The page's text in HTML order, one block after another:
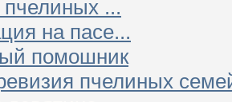
...
на пасе...
помошник
пчелиных